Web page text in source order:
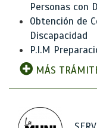
Personas con
Obtención de
Discapacidad
P.I.M
MÁS